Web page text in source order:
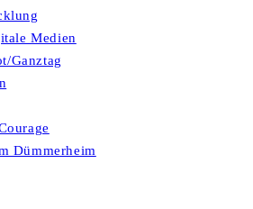
Medien
Ganztag
Dümmerheim